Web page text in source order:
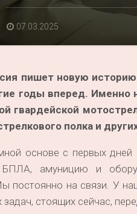
07.03.2025
пишет новую
годы вперед. Именно
гвардейской
полка и
основе с первых
БПЛА, амуницию и
постоянно на связи. У
задач, стоящих сейчас,